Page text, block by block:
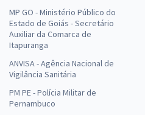
MP GO - Ministério Público do
Estado de Goiás - Secretário
Auxiliar da Comarca de
Itapuranga
ANVISA - Agência Nacional de
Vigilância Sanitária
PM PE - Polícia Militar de
Pernambuco